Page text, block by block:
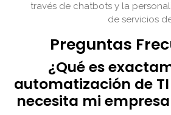
través de chatbots y la
de servicios
Preguntas
¿Qué es
automatización de
necesita mi